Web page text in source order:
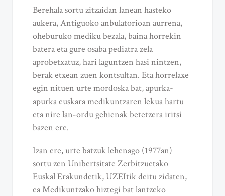
Berehala sortu zitzaidan lanean hasteko
aukera, Antiguoko anbulatorioan aurrena,
oheburuko mediku bezala, baina horrekin
batera eta gure osaba pediatra zela
aprobetxatuz, hari laguntzen hasi nintzen,
berak etxean zuen kontsultan. Eta horrelaxe
egin nituen urte mordoska bat, apurka-
apurka euskara medikuntzaren lekua hartu
eta nire lan-ordu gehienak betetzera iritsi
bazen ere.
Izan ere, urte batzuk lehenago (1977an)
sortu zen Unibertsitate Zerbitzuetako
Euskal Erakundetik, UZEItik deitu zidaten,
ea Medikuntzako hiztegi bat lantzeko